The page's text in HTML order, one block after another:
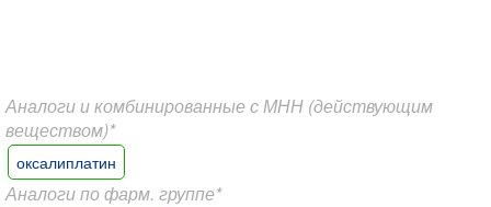
Аналоги и комбинированные с МНН (действующим
веществом)*
оксалиплатин
Аналоги по фарм. группе*